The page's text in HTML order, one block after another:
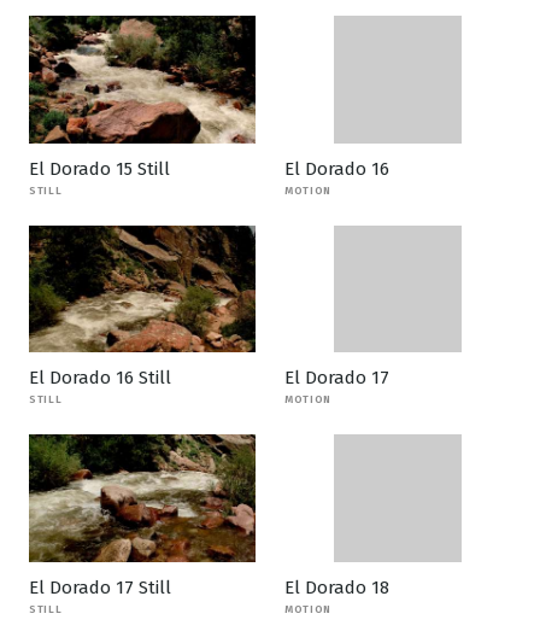
El Dorado 15 Still
STILL
El Dorado 16
MOTION
El Dorado 16 Still
STILL
El Dorado 17
MOTION
El Dorado 17 Still
STILL
El Dorado 18
MOTION